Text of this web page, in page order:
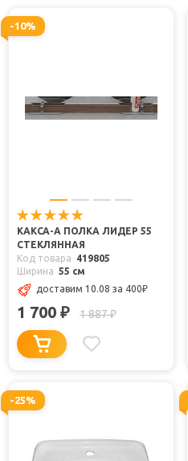
-10%
КАКСА-А ПОЛКА ЛИДЕР 55
СТЕКЛЯННАЯ
Код товара
419805
Ширина 55 см
доставим 10.08 за 400₽
1 700 ₽ 1 887₽
-25%